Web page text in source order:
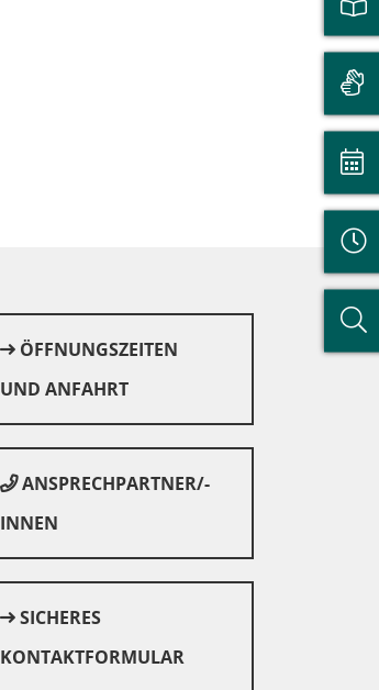
ÖFFNUNGSZEITEN
UND ANFAHRT
ANSPRECHPARTNER/-
INNEN
SICHERES
KONTAKTFORMULAR